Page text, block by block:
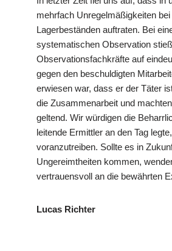
mehrfach Unregelmäßigkeiten bei
Lagerbeständen auftraten. Bei
systematischen Observation
Observationsfachkräfte auf
gegen den beschuldigten
erwiesen war, dass er der Täter
die Zusammenarbeit und
geltend. Wir würdigen die
leitende Ermittler an den Tag
voranzutreiben. Sollte es in
Ungereimtheiten kommen,
vertrauensvoll an die bewährten
Lucas Richter